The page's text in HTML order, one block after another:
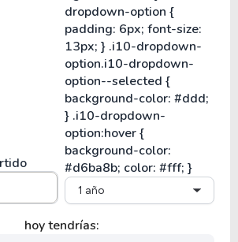
1 año
hoy tendrías: